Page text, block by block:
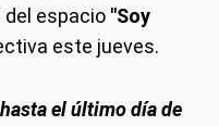
del espacio "Soy
este jueves.
el último día de